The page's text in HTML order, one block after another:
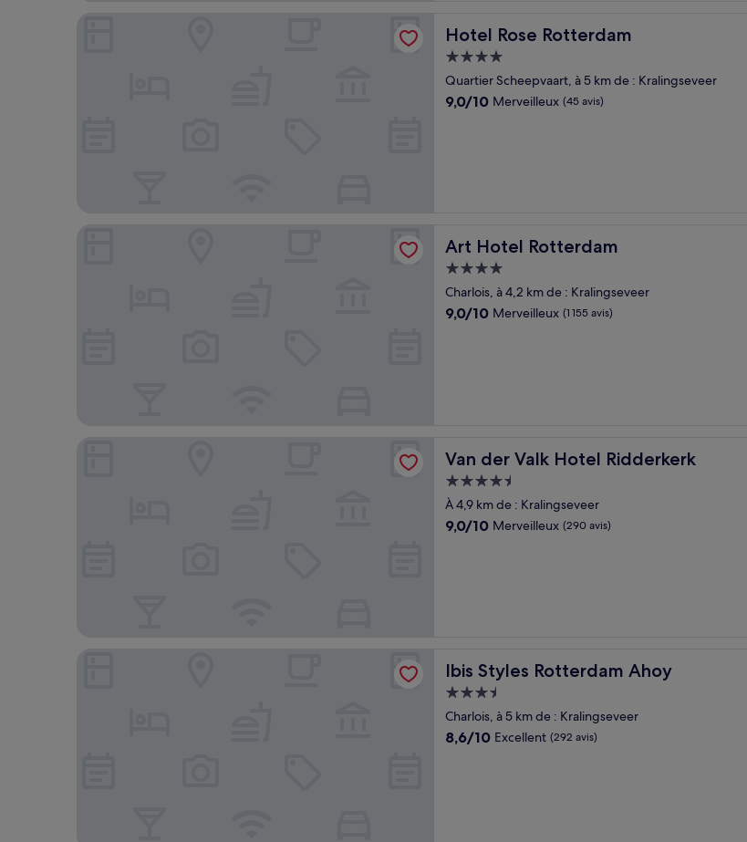
Hotel Rose Rotterdam
Hotel Rose Rotterdam
Hébergement
4.0 étoiles
Quartier Scheepvaart, à 5 km de : Kralingseveer
9.0
9,0/10 Merveilleux (45 avis)
Hotel Rose Rotterdam
Art Hotel Rotterdam
Art Hotel Rotterdam
Hébergement
4.0 étoiles
Charlois, à 4,2 km de : Kralingseveer
9.0
9,0/10 Merveilleux (1 155 avis)
Van der Valk Hotel Ridderkerk
Van der Valk Hotel Ridderkerk
Hébergement
4.5 étoiles
À 4,9 km de : Kralingseveer
9.0
9,0/10 Merveilleux (290 avis)
Van der Valk Hotel Ridderkerk
Ibis Styles Rotterdam Ahoy
Ibis Styles Rotterdam Ahoy
Hébergement
3.5 étoiles
Charlois, à 5 km de : Kralingseveer
8.6
8,6/10 Excellent (292 avis)